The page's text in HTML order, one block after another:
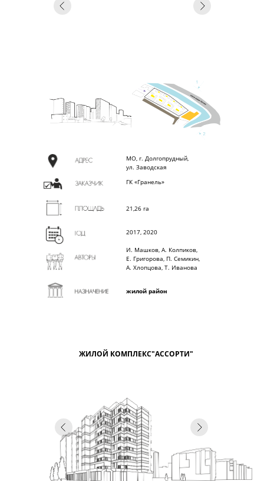
МО, г. Долгопрудный,
ул. Заводская
ГК «Гранель»
21,26 га
2017, 2020
И. Машков, А. Колпиков,
Е. Григорова, П. Семикин,
А. Хлопцова, Т. Иванова
жилой район
ЖИЛОЙ КОМПЛЕКС"АССОРТИ"